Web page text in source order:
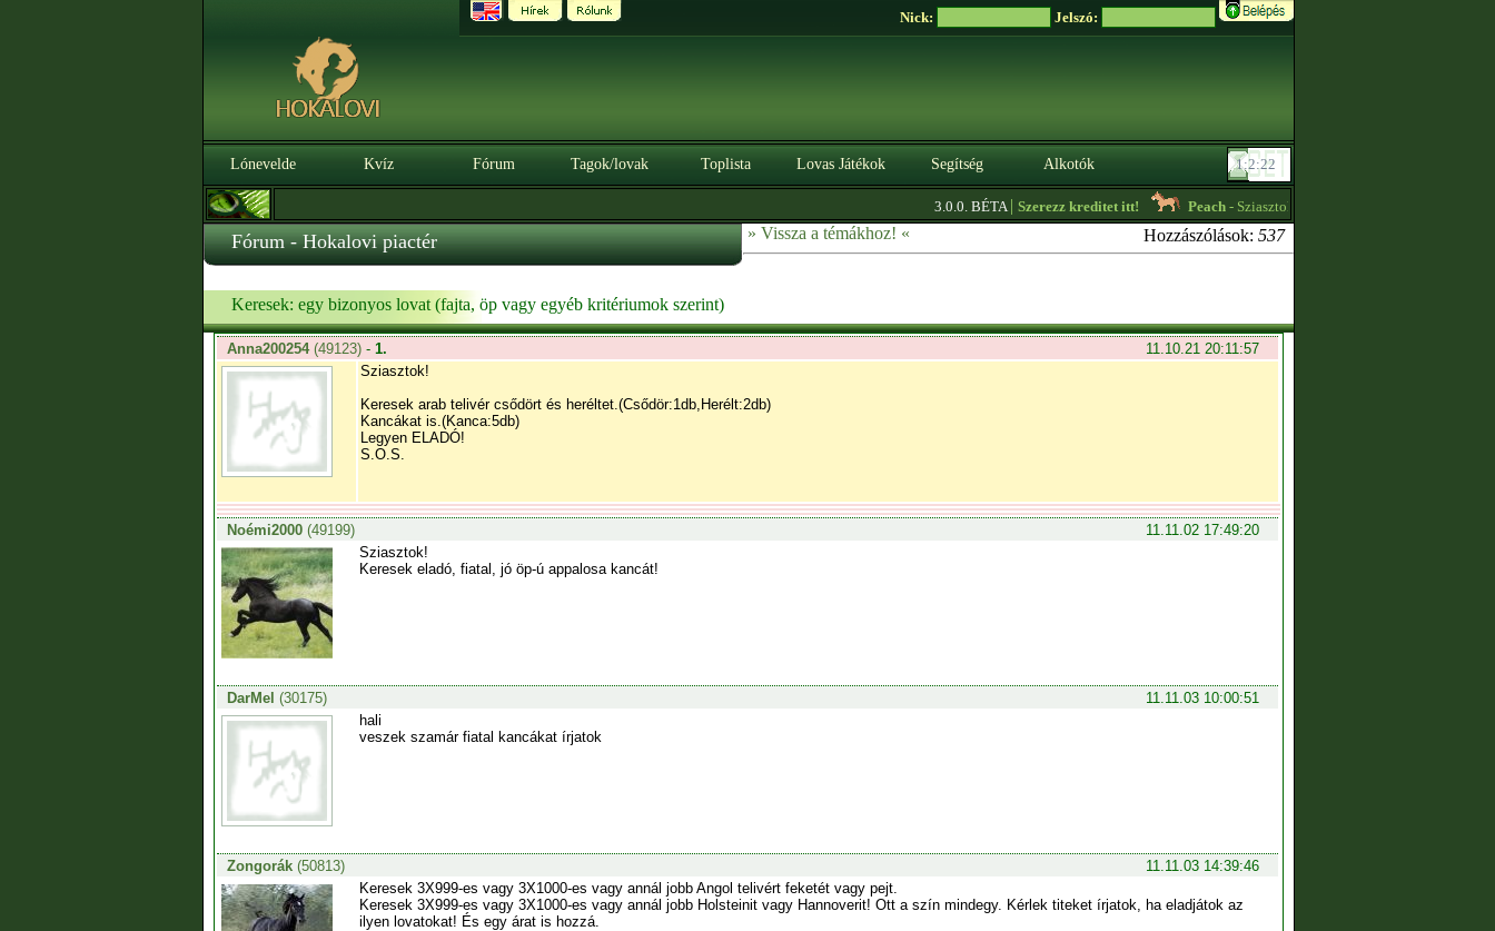
Nick: Jelszó:
Lónevelde Kvíz Fórum Tagok/lovak Toplista Lovas Játékok Segítség Alkotók
3.0.0. BÉTA|Szerezz kreditet itt! Peach- Sziasztok! egy Sleipnir és egy Hrímfaxi import 1
Fórum - Hokalovi piactér » Vissza a témákhoz! « Hozzászólások: 537
Keresek: egy bizonyos lovat (fajta, öp vagy egyéb kritériumok szerint)
Anna200254(49123) - 1.
11.10.21 20:11:57
Sziasztok!
Keresek arab telivér csődört és heréltet.(Csődör:1db,Herélt:2db)
Kancákat is.(Kanca:5db)
Legyen ELADÓ!
S.O.S.
Noémi2000(49199)
11.11.02 17:49:20
Sziasztok!
Keresek eladó, fiatal, jó öp-ú appalosa kancát!
DarMel (30175)
11.11.03 10:00:51
hali
veszek szamár fiatal kancákat írjatok
Zongorák(50813)
11.11.03 14:39:46
Keresek 3X999-es vagy 3X1000-es vagy annál jobb Angol telivért feketét vagy pejt.
Keresek 3X999-es vagy 3X1000-es vagy annál jobb Holsteinit vagy Hannoverit! Ott a szín mindegy. Kérlek titeket írjatok, ha eladjátok az
ilyen lovatokat! És egy árat is hozzá.